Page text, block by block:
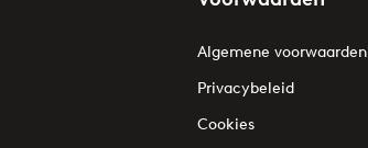
Algemene voorwaarden
Privacybeleid
Cookies